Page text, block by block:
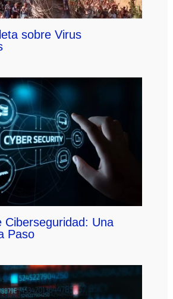
sobre Virus
Ciberseguridad: Una
Paso